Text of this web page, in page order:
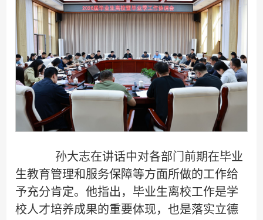
孙大志在讲话中对各部门前期在毕业
生教育管理和服务保障等方面所做的工作给
予充分肯定。他指出，毕业生离校工作是学
校人才培养成果的重要体现，也是落实立德